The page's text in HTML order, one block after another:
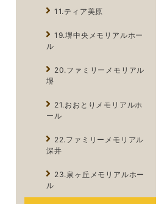
11.ティア美原
19.堺中央メモリアルホー
ル
20.ファミリーメモリアル
堺
21.おおとりメモリアルホ
ール
22.ファミリーメモリアル
深井
23.泉ヶ丘メモリアルホー
ル